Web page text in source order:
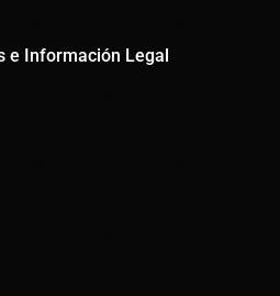
e Información Legal